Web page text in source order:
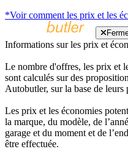
*Voir comment les prix et les
Informations sur les prix et
Le nombre d'offres, les prix et
sont calculés sur des
Autobutler, sur la base de
Les prix et les économies
la marque, du modèle, de
garage et du moment et de
être effectuée.